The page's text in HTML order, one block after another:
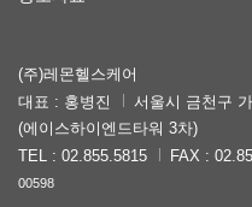
(주)레몬헬스케어
대표 : 홍병진
서울시 금천구
(에이스하이엔드타워 3차)
TEL : 02.855.5815
FAX :
00598